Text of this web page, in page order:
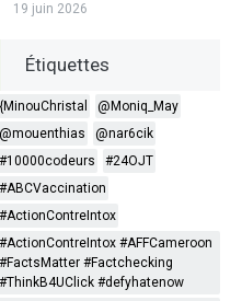
19 juin 2026
Étiquettes
{MinouChristal
@Moniq_May
@mouenthias
@nar6cik
#10000codeurs
#24OJT
#ABCVaccination
#ActionContreIntox
#ActionContreIntox #AFFCameroon
#FactsMatter #Factchecking
#ThinkB4UClick #defyhatenow